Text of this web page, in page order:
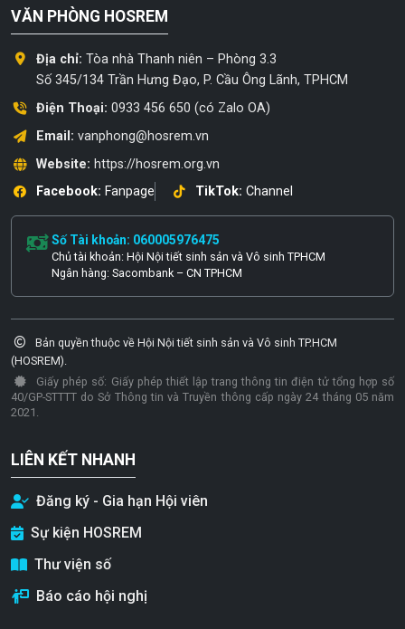
VĂN PHÒNG HOSREM
Địa chỉ: Tòa nhà Thanh niên – Phòng 3.3
Số 345/134 Trần Hưng Đạo, P. Cầu Ông Lãnh, TPHCM
Điện Thoại: 0933 456 650 (có Zalo OA)
Email: vanphong@hosrem.vn
Website: https://hosrem.org.vn
Facebook: Fanpage TikTok: Channel
Số Tài khoản: 060005976475
Chủ tài khoản: Hội Nội tiết sinh sản và Vô sinh TPHCM
Ngân hàng: Sacombank – CN TPHCM
Bản quyền thuộc về Hội Nội tiết sinh sản và Vô sinh TP.HCM
(HOSREM).
Giấy phép số: Giấy phép thiết lập trang thông tin điện tử tổng hợp số
40/GP-STTTT do Sở Thông tin và Truyền thông cấp ngày 24 tháng 05 năm
2021.
LIÊN KẾT NHANH
Đăng ký - Gia hạn Hội viên
Sự kiện HOSREM
Thư viện số
Báo cáo hội nghị